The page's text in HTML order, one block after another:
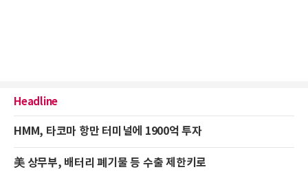
Headline
HMM, 타코마 항만 터미널에 1900억 투자
美 상무부, 배터리 폐기물 등 수출 제한키로